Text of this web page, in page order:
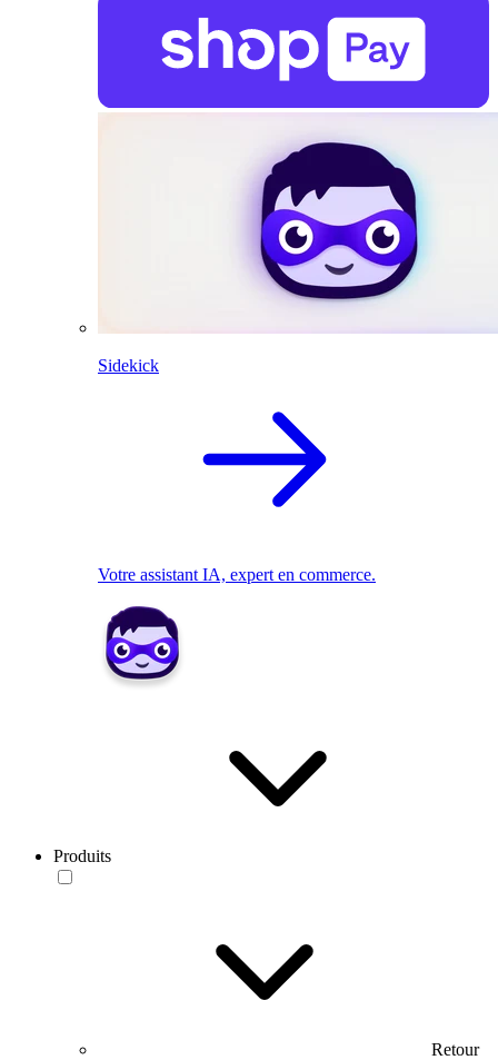
Sidekick
Votre assistant IA, expert en commerce.
Produits
Retour